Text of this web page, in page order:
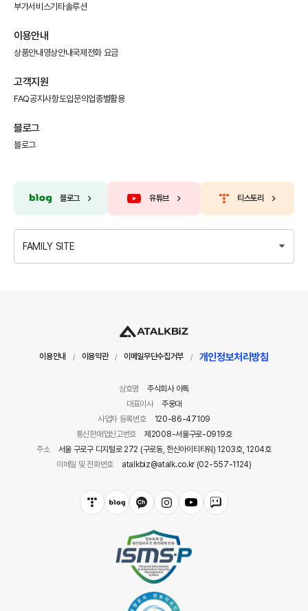
부가서비스기타솔루션
이용안내
상품안내영상안내국제전화 요금
고객지원
FAQ공지사항도입문의업종별활용
블로그
블로그
블로그 유튜브 티스토리
FAMILY SITE
이용안내 / 이용약관 / 이메일무단수집거부 / 개인정보처리방침
상호명
주식회사 아톡
대표이사
주웅대
사업자 등록번호
120-86-47109
통신판매업신고번호
제2008-서울구로-0919호
주소
서울 구로구 디지털로 272 (구로동, 한신아이티타워) 1203호, 1204호
이메일 및 전화번호
atalkbiz@atalk.co.kr (02-557-1124)